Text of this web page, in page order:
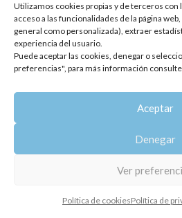
Utilizamos cookies propias y de terceros con
acceso a las funcionalidades de la página
general como personalizada), extraer
experiencia del usuario.
Puede aceptar las cookies, denegar o
preferencias", para más información
Aceptar
Denegar
Ver
Política de cookiesPolítica de
Copyright 2014-2025
Todos los derechos
Política de privacidad | Aviso legal |